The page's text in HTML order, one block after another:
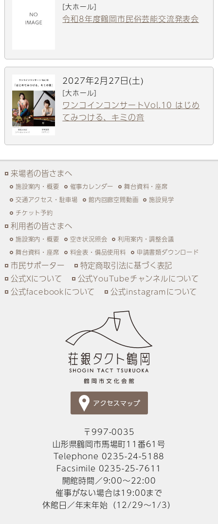
[大ホール]
令和8年度鶴岡市民俗芸能交流発表会
2027年2月27日(土)
[大ホール]
ワンコインコンサートVol.10 はじめ
てみつける、キミの音
来場者の皆さまへ
施設案内・概要 催事カレンダー
舞台資料・座席
交通アクセス・駐車場
館内回廊空間動画
施設見学
チケット予約
利用者の皆さまへ
施設案内・概要 空き状況照会
利用案内・調整会議
舞台資料・座席
料金表・備品使用料 申請書類ダウンロード
市民サポーター
特定商取引法に基づく表記
公式Xについて
公式YouTubeチャンネルについて
公式facebookについて
公式instagramについて
〒997-0035
山形県鶴岡市馬場町11番61号
Telephone 0235-24-5188
Facsimile 0235-25-7611
開館時間／9:00～22:00
催事がない場合は19:00まで
休館日／年末年始（12/29～1/3）